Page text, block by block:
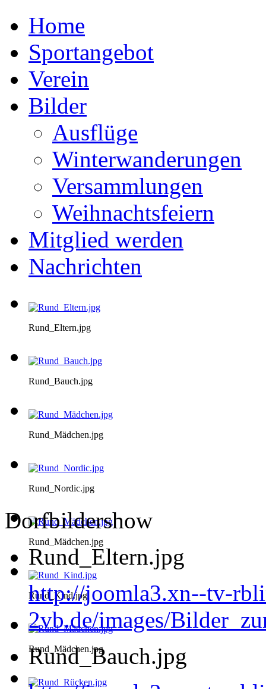
Home
Sportangebot
Verein
Bilder
Ausflüge
Winterwanderungen
Versammlungen
Weihnachtsfeiern
Mitglied werden
Nachrichten
Rund_Eltern.jpg
Rund_Bauch.jpg
Rund_Mädchen.jpg
Rund_Nordic.jpg
Rund_Mädchen.jpg
Rund_Kind.jpg
Rund_Mädchen.jpg
Dorfbildershow
Rund_Eltern.jpg
http://joomla3.xn--tv-
2vb.de/images/
Rund_Bauch.jpg